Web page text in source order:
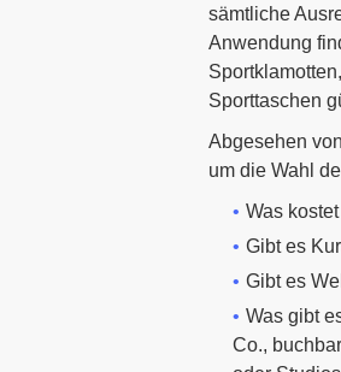
sämtliche
Anwendung
Sporttaschen
Abgesehen
um die Wahl
Was
Gibt es
Gibt es
Was gibt
Co.,